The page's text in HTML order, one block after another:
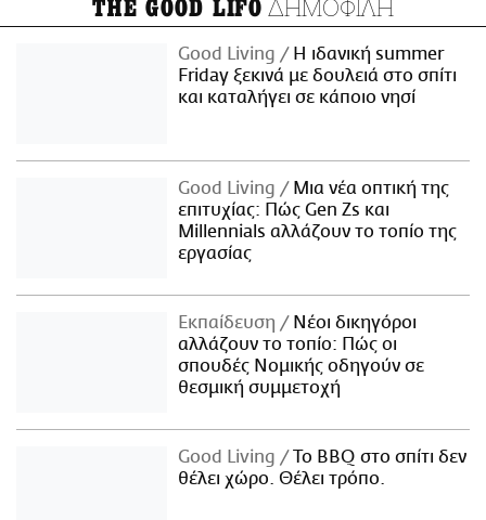
THE GOOD LIFO ΔΗΜΟΦΙΛΗ
Good Living
Η ιδανική summer
Friday ξεκινά με δουλειά στο σπίτι
και καταλήγει σε κάποιο νησί
Good Living
Μια νέα οπτική της
επιτυχίας: Πώς Gen Zs και
Millennials αλλάζουν το τοπίο της
εργασίας
Εκπαίδευση
Νέοι δικηγόροι
αλλάζουν το τοπίο: Πώς οι
σπουδές Νομικής οδηγούν σε
θεσμική συμμετοχή
Good Living
Το BBQ στο σπίτι δεν
θέλει χώρο. Θέλει τρόπο.